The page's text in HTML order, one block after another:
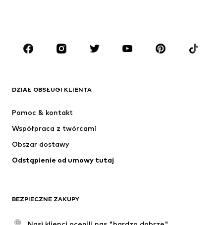
MARKI
Next
ADIDAS PERFORMANCE
DZIAŁ OBSŁUGI KLIENTA
Pomoc & kontakt
Współpraca z twórcami
Obszar dostawy
Odstąpienie od umowy tutaj
BEZPIECZNE ZAKUPY